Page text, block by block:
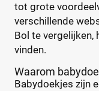
tot grote
verschillende
Bol te vergelijken,
vinden.
Waarom
Babydoekjes zijn